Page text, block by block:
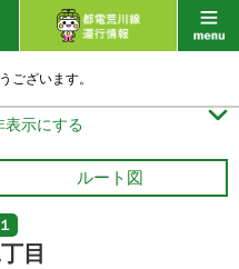
ございます。
表示にする 
ルート図
目